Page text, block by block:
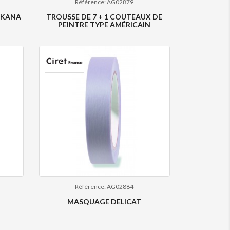
KANA
Référence: AG02879
TROUSSE DE 7 + 1 COUTEAUX DE
PEINTRE TYPE AMÉRICAIN
Référence: AG02884
MASQUAGE DELICAT